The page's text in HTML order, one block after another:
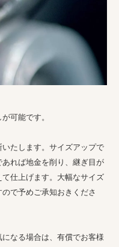
可能です。
たします。サイズアップで
れば地金を削り、継ぎ目が
仕上げます。大幅なサイズ
で予めご承知おきくださ
なる場合は、有償でお客様